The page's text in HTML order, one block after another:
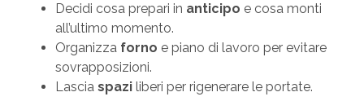
Decidi cosa prepari in anticipo e cosa monti
all’ultimo momento.
Organizza forno e piano di lavoro per evitare
sovrapposizioni.
Lascia spazi liberi per rigenerare le portate.